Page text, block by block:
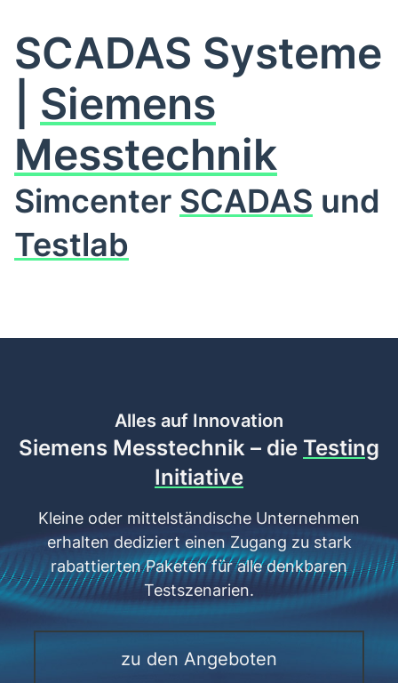
SCADAS Systeme
Siemens
Messtechnik
Simcenter SCADAS und
Testlab
Alles auf Innovation
Siemens Messtechnik – die Testing
Initiative
Kleine oder mittelständische Unternehmen
erhalten dediziert einen Zugang zu stark
rabattierten Paketen für alle denkbaren
Testszenarien.
zu den Angeboten